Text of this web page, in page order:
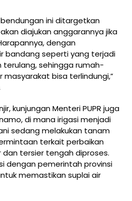
ini ditargetkan
diajukan anggarannya jika
dengan
bandang seperti yang terjadi
sehingga rumah-
bisa terlindungi,”
kunjungan Menteri PUPR juga
di mana irigasi menjadi
sedang melakukan tanam
terkait perbaikan
dan tersier tengah diproses.
dengan pemerintah provinsi
memastikan suplai air